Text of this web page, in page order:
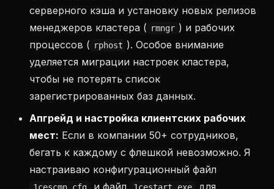
серверного кэша и установку новых релизов
менеджеров кластера ( rmngr ) и рабочих
процессов ( rphost ). Особое внимание
уделяется миграции настроек кластера,
чтобы не потерять список
зарегистрированных баз данных.
Апгрейд и настройка клиентских рабочих
мест: Если в компании 50+ сотрудников,
бегать к каждому с флешкой невозможно. Я
настраиваю конфигурационный файл
и файл
для